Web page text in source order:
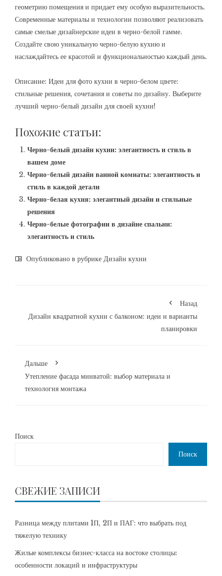
геометрию помещения и придает ему особую выразительность.
Современные материалы и технологии позволяют реализовать
самые смелые дизайнерские идеи в черно-белой гамме.
Создайте свою уникальную черно-белую кухню и
наслаждайтесь ее красотой и функциональностью каждый день.
Описание: Идеи для фото кухни в черно-белом цвете:
стильные решения, сочетания и советы по дизайну. Выберите
лучший черно-белый дизайн для своей кухни!
Похожие статьи:
Черно-белый дизайн кухни: элегантность и стиль в
вашем доме
Черно-белый дизайн ванной комнаты: элегантность и
стиль в каждой детали
Черно-белая кухня: элегантный дизайн и стильные
решения
Черно-белые фотографии в дизайне спальни:
элегантность и стиль
Опубликовано в рубрике Дизайн кухни
Назад
Дизайн квадратной кухни с балконом: идеи и варианты
планировки
Дальше
Утепление фасада минватой: выбор материала и
технология монтажа
Поиск
Поиск
СВЕЖИЕ ЗАПИСИ
Разница между плитами 1П, 2П и ПАГ: что выбрать под
тяжелую технику
Жилые комплексы бизнес-класса на востоке столицы:
особенности локаций и инфраструктуры